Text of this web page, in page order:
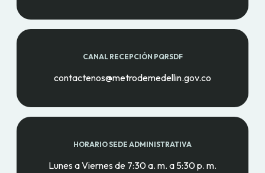
CANAL RECEPCIÓN PQRSDF
contactenos@metrodemedellin.gov.co
HORARIO SEDE ADMINISTRATIVA
Lunes a Viernes de 7:30 a. m. a 5:30 p. m.